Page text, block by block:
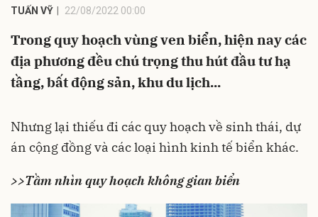
TUẤN VỸ 22/08/2022 00:00
Trong quy hoạch vùng ven biển, hiện nay các
địa phương đều chú trọng thu hút đầu tư hạ
tầng, bất động sản, khu du lịch...
Nhưng lại thiếu đi các quy hoạch về sinh thái, dự
án cộng đồng và các loại hình kinh tế biển khác.
>>Tầm nhìn quy hoạch không gian biển